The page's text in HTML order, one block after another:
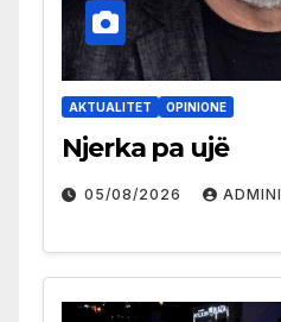
AKTUALITET OPINIONE
Njerka pa ujë
05/08/2026 ADMINI